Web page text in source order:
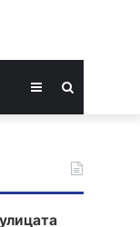
Sidebar